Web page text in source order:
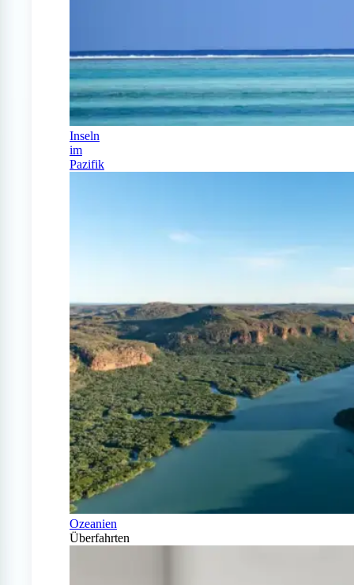
Inseln
im
Pazifik
Ozeanien
Überfahrten